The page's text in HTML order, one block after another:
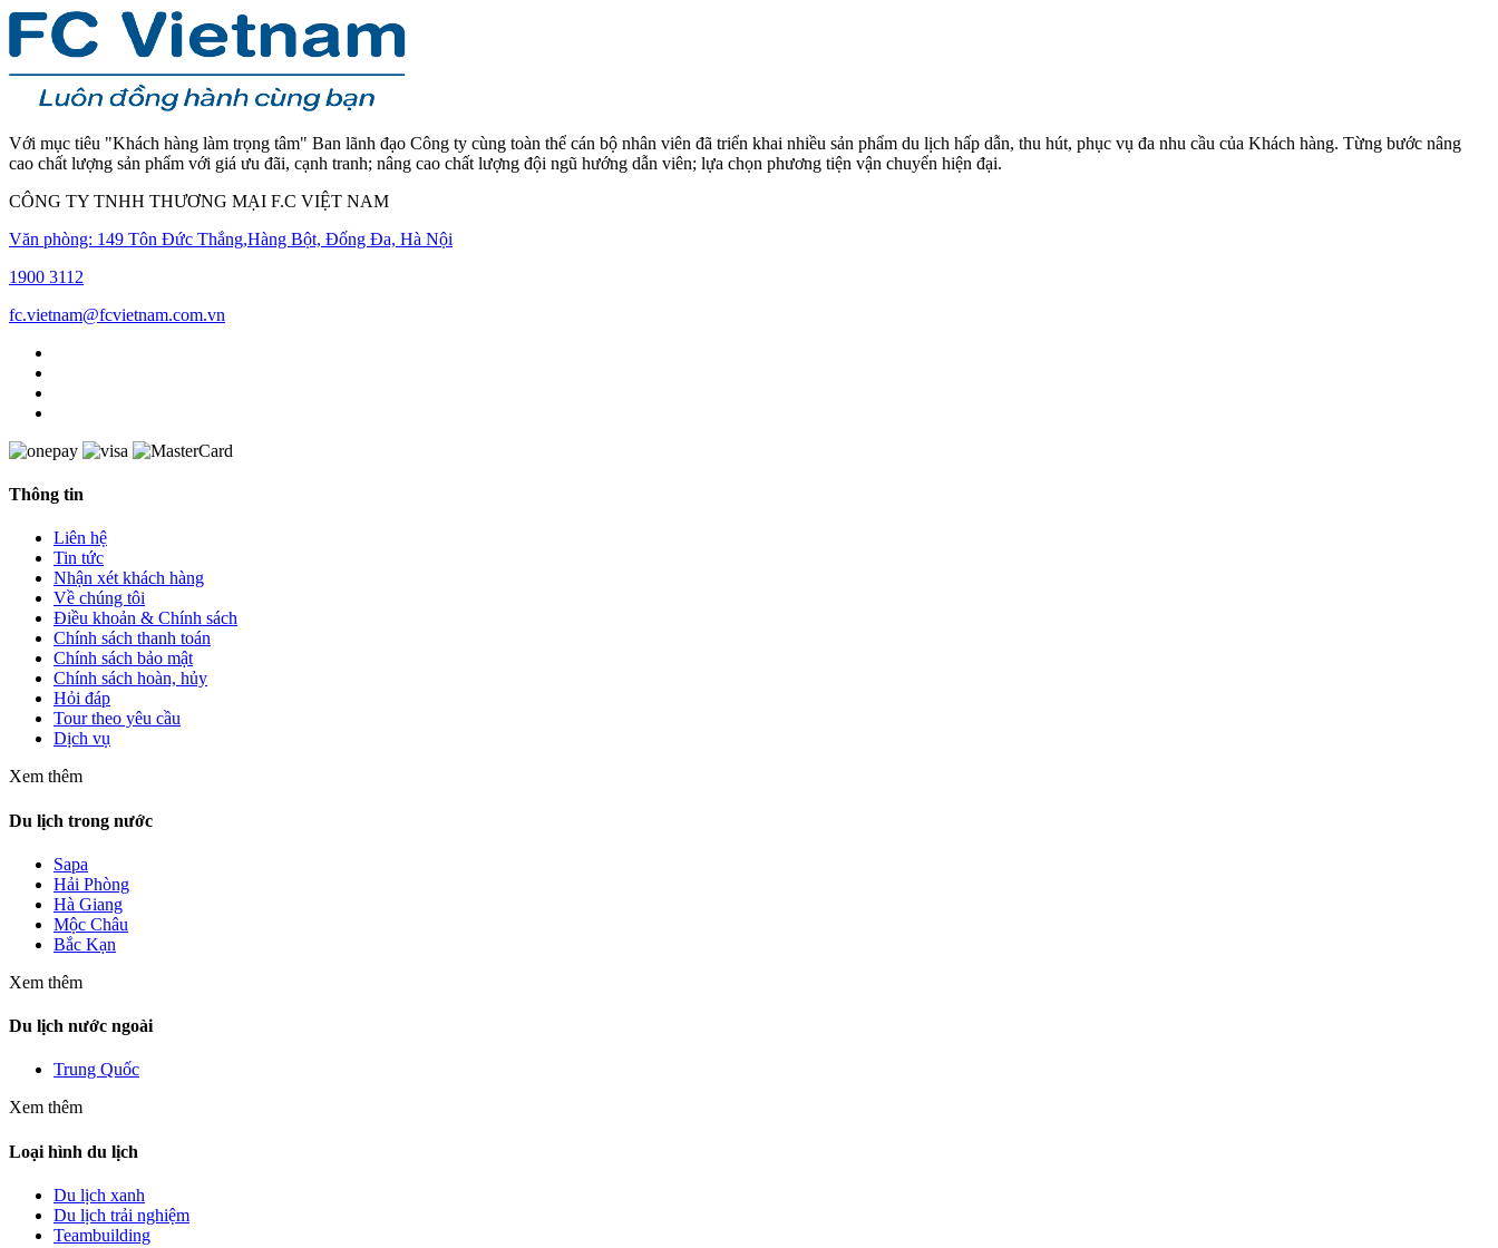
Với mục tiêu "Khách hàng làm trọng tâm" Ban lãnh đạo Công ty cùng toàn thể cán bộ nhân viên đã triển khai nhiều sản phẩm du lịch hấp dẫn, thu hút, phục vụ đa nhu cầu của Khách hàng. Từng bước nâng
cao chất lượng sản phẩm với giá ưu đãi, cạnh tranh; nâng cao chất lượng đội ngũ hướng dẫn viên; lựa chọn phương tiện vận chuyển hiện đại.
CÔNG TY TNHH THƯƠNG MẠI F.C VIỆT NAM
Văn phòng: 149 Tôn Đức Thắng,Hàng Bột, Đống Đa, Hà Nội
1900 3112
fc.vietnam@fcvietnam.com.vn
Thông tin
Liên hệ
Tin tức
Nhận xét khách hàng
Về chúng tôi
Điều khoản & Chính sách
Chính sách thanh toán
Chính sách bảo mật
Chính sách hoàn, hủy
Hỏi đáp
Tour theo yêu cầu
Dịch vụ
Xem thêm
Du lịch trong nước
Sapa
Hải Phòng
Hà Giang
Mộc Châu
Bắc Kạn
Xem thêm
Du lịch nước ngoài
Trung Quốc
Xem thêm
Loại hình du lịch
Du lịch xanh
Du lịch trải nghiệm
Teambuilding